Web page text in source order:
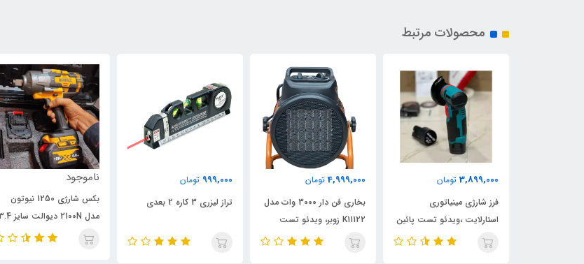
محصولات مرتبط
3,899,000 تومان
فرز شارژی مینیاتوری
استارلایت ،ویدئو تست پائین
صفحه
4,999,000 تومان
بخاری فن دار 3000 وات مدل
K11122 زوبر، ویدئو تست
پائین صفحه
999,000 تومان
تراز لیزری 3 کاره 2 بعدی
ناموجود
بکس شارژی 1250 نیوتون
ویدئو تست پائین صفحه